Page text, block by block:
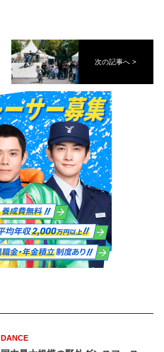
次の記事へ >
DANCE